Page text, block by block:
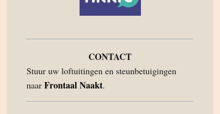
CONTACT
Stuur uw loftuitingen en steunbetuigingen
naar Frontaal Naakt.